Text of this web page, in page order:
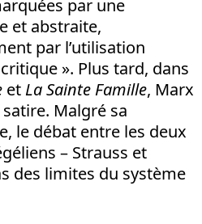
par une
et abstraite,
par l’utilisation
». Plus tard, dans
et La Sainte Famille, Marx
Malgré sa
le débat entre les deux
– Strauss et
des limites du système